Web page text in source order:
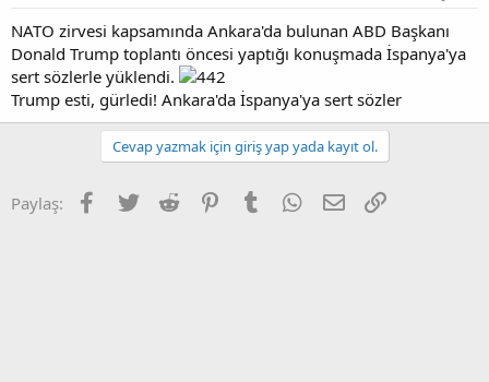
b
a
l
a
t
a
ı
ç
t
a
r
i
h
NATO zirvesi kapsamında Ankara'da bulunan ABD Başkanı
Donald Trump toplantı öncesi yaptığı konuşmada İspanya'ya
sert sözlerle yüklendi.
Trump esti, gürledi! Ankara'da İspanya'ya sert sözler
Cevap yazmak için giriş yap yada kayıt ol.
Paylaş: Facebook
Twitter Reddit PinterestTumblr WhatsApp
E-posta